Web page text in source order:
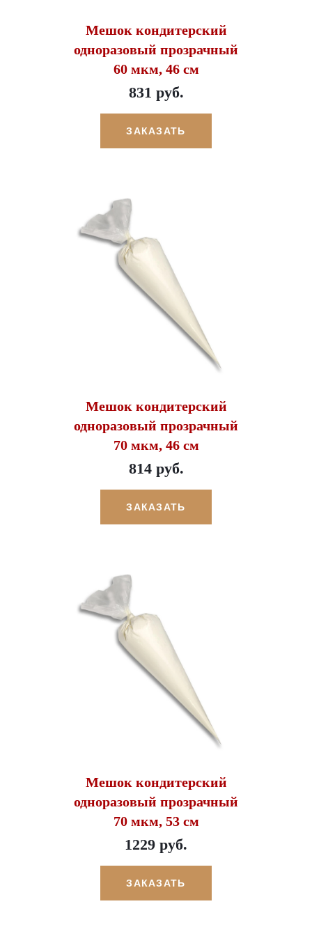
Мешок кондитерский
одноразовый прозрачный
60 мкм, 46 см
831 руб.
ЗАКАЗАТЬ
Мешок кондитерский
одноразовый прозрачный
70 мкм, 46 см
814 руб.
ЗАКАЗАТЬ
Мешок кондитерский
одноразовый прозрачный
70 мкм, 53 см
1229 руб.
ЗАКАЗАТЬ